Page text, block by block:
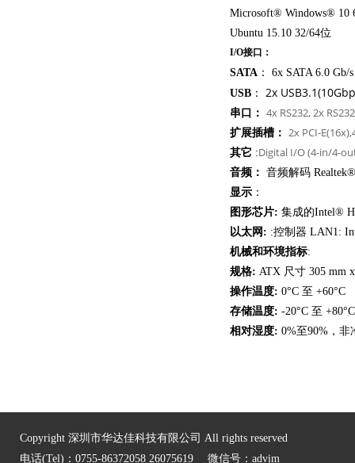
Microsoft® Windows® 10
Ubuntu 15.10 32/64位
I/O接口：
SATA ： 6x SATA 6.0
USB ： 2x
串口： 4x RS232, 2x
扩展插槽： 2x PCI-
其它 :Digital I/O (4-in/4-
音频： 音频解码
显示 ：
图形芯片: 集成的Intel®
以太网: :控制器 LAN1:
机械和环境指标:
规格: ATX 尺寸 305 mm
操作温度: 0°C 至 +60°C
存储温度: -20°C 至 +80°C
相对湿度: 0%至90%，非
Copyright 深圳市华达佳科技有限公司 All rights reserved
电话(Tel)：0755-86372058 26075619 微信号：advim